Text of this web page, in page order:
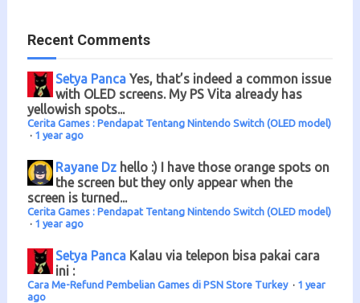
Recent Comments
Setya Panca Yes, that’s indeed a common issue
with OLED screens. My PS Vita already has
yellowish spots...
Cerita Games : Pendapat Tentang Nintendo Switch (OLED model)
· 1 year ago
Rayane Dz hello :) I have those orange spots on
the screen but they only appear when the
screen is turned...
Cerita Games : Pendapat Tentang Nintendo Switch (OLED model)
· 1 year ago
Setya Panca Kalau via telepon bisa pakai cara
ini :
Cara Me-Refund Pembelian Games di PSN Store Turkey · 1 year
ago